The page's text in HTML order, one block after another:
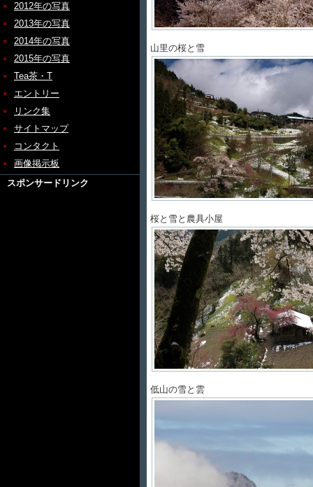
2012年の写真
2013年の写真
2014年の写真
2015年の写真
Tea茶・T
エントリー
リンク集
サイトマップ
コンタクト
画像掲示板
スポンサードリンク
山里の桜と雪
桜と雪と農具小屋
低山の雪と雲